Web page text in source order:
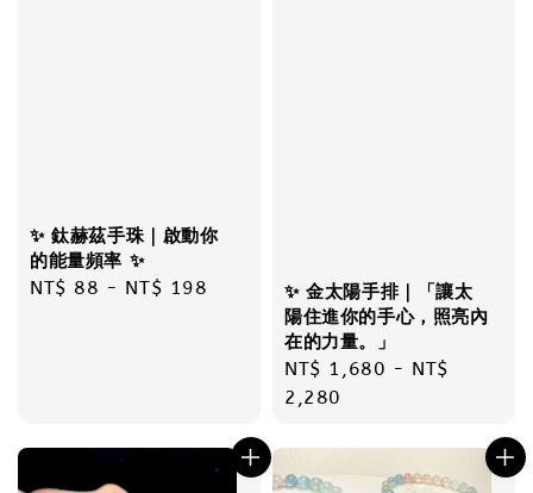
✨ 鈦赫茲手珠｜啟動你
的能量頻率 ✨
Regular
NT$ 88 - NT$ 198
✨ 金太陽手排｜「讓太
陽住進你的手心，照亮內
在的力量。」
Regular
price
NT$ 1,680 - NT$
2,280